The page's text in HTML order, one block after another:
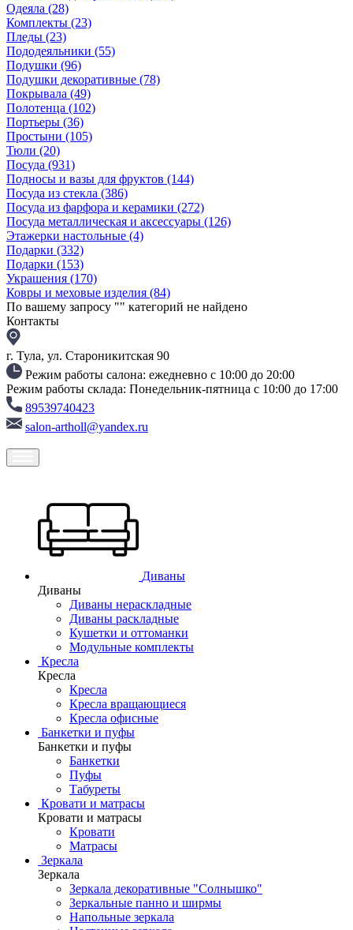
Одеяла (28)
Комплекты (23)
Пледы (23)
Пододеяльники (55)
Подушки (96)
Подушки декоративные (78)
Покрывала (49)
Полотенца (102)
Портьеры (36)
Простыни (105)
Тюли (20)
Посуда (931)
Подносы и вазы для фруктов (144)
Посуда из стекла (386)
Посуда из фарфора и керамики (272)
Посуда металлическая и аксессуары (126)
Этажерки настольные (4)
Подарки (332)
Подарки (153)
Украшения (170)
Ковры и меховые изделия (84)
По вашему запросу "" категорий не найдено
Контакты
г. Тула, ул. Староникитская 90
Режим работы салона: ежедневно с 10:00 до 20:00
Режим работы склада: Понедельник-пятница с 10:00 до 17:00
89539740423
salon-artholl@yandex.ru
Диваны
Диваны
Диваны нераскладные
Диваны раскладные
Кушетки и оттоманки
Модульные комплекты
Кресла
Кресла
Кресла
Кресла вращающиеся
Кресла офисные
Банкетки и пуфы
Банкетки и пуфы
Банкетки
Пуфы
Табуреты
Кровати и матрасы
Кровати и матрасы
Кровати
Матрасы
Зеркала
Зеркала
Зеркала декоративные "Солнышко"
Зеркальные панно и ширмы
Напольные зеркала